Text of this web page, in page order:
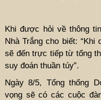
Khi được hỏi về thông
Nhà Trắng cho biết: “Khi
sẽ đến trực tiếp từ tổng
suy đoán thuần túy”.
Ngày 8/5, Tổng thống
vọng sẽ có các cuộc